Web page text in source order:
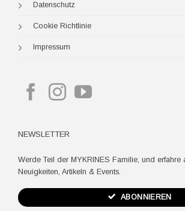
Datenschutz
Cookie Richtlinie
Impressum
NEWSLETTER
Werde Teil der MYKRINES Familie, und erfahre
Neuigkeiten, Artikeln & Events.
ABONNIEREN